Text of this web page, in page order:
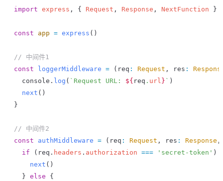
import express , { Request , Response , NextFunction }
const app = express ()
// 中间件1
const loggerMiddleware = ( req : Request , res :
  console
. log ( `Request URL: ${ req . url } ` )
  next
()
}
// 中间件2
const authMiddleware = ( req : Request , res : Response
  if
( req . headers . authorization === 'secret-token' )
    next
()
  }
else {